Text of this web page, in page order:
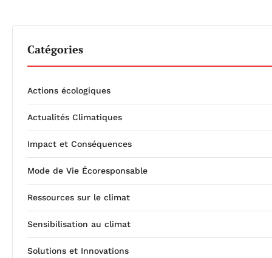
Catégories
Actions écologiques
Actualités Climatiques
Impact et Conséquences
Mode de Vie Écoresponsable
Ressources sur le climat
Sensibilisation au climat
Solutions et Innovations